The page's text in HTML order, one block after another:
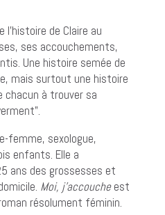
l’histoire de Claire au
ses accouchements,
Une histoire semée de
mais surtout une histoire
chacun à trouver sa
femme, sexologue,
enfants. Elle a
ans des grossesses et
Moi, j’accoucheest
résolument féminin.